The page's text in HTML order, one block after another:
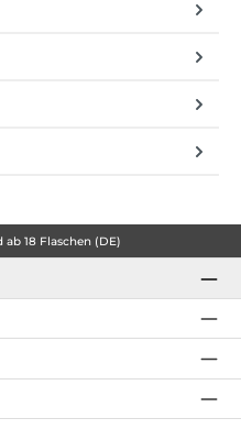
ab 18 Flaschen (DE)